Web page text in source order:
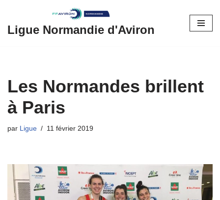
Aller
Ligue Normandie d'Aviron
Les Normandes brillent
à Paris
par Ligue 11 février 2019